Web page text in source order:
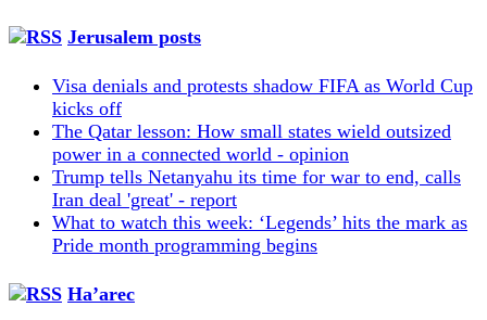
Jerusalem posts
Visa denials and protests shadow FIFA as World Cup
kicks off
The Qatar lesson: How small states wield outsized
power in a connected world - opinion
Trump tells Netanyahu its time for war to end, calls
Iran deal 'great' - report
What to watch this week: ‘Legends’ hits the mark as
Pride month programming begins
Ha’arec